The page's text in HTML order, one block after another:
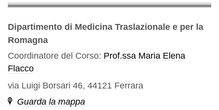
Dipartimento di Medicina Traslazionale e per la
Romagna
Coordinatore del Corso: Prof.ssa Maria Elena
Flacco
via Luigi Borsari 46, 44121 Ferrara
Guarda la mappa